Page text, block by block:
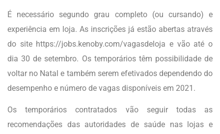
É necessário segundo grau completo (ou cursando) e
experiência em loja. As inscrições já estão abertas através
do site https://jobs.kenoby.com/vagasdeloja e vão até o
dia 30 de setembro. Os temporários têm possibilidade de
voltar no Natal e também serem efetivados dependendo do
desempenho e número de vagas disponíveis em 2021.
Os temporários contratados vão seguir todas as
recomendações das autoridades de saúde nas lojas e